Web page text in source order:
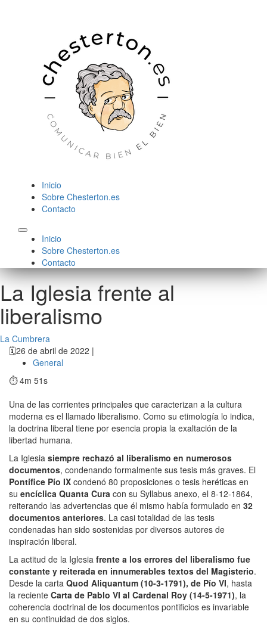
Inicio
Sobre Chesterton.es
Contacto
Inicio
Sobre Chesterton.es
Contacto
La Iglesia frente al
liberalismo
La Cumbrera
🗓️26 de abril de 2022 |
General
⏱️ 4m 51s
Una de las corrientes principales que caracterizan a la cultura
moderna es el llamado liberalismo. Como su etimología lo indica,
la doctrina liberal tiene por esencia propia la exaltación de la
libertad humana.
La Iglesia siempre rechazó al liberalismo en numerosos
documentos, condenando formalmente sus tesis más graves. El
Pontífice Pío IX condenó 80 proposiciones o tesis heréticas en
su encíclica Quanta Cura con su Syllabus anexo, el 8-12-1864,
reiterando las advertencias que él mismo había formulado en 32
documentos anteriores. La casi totalidad de las tesis
condenadas han sido sostenidas por diversos autores de
inspiración liberal.
La actitud de la Iglesia frente a los errores del liberalismo fue
constante y reiterada en innumerables textos del Magisterio.
Desde la carta Quod Aliquantum (10-3-1791), de Pío VI, hasta
la reciente Carta de Pablo VI al Cardenal Roy (14-5-1971), la
coherencia doctrinal de los documentos pontificios es invariable
en su continuidad de dos siglos.